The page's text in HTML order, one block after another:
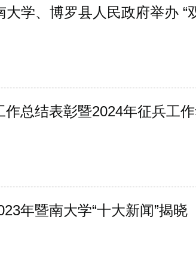
大学、博罗县人民政府举办 “
总结表彰暨2024年征兵工
年暨南大学“十大新闻”揭晓